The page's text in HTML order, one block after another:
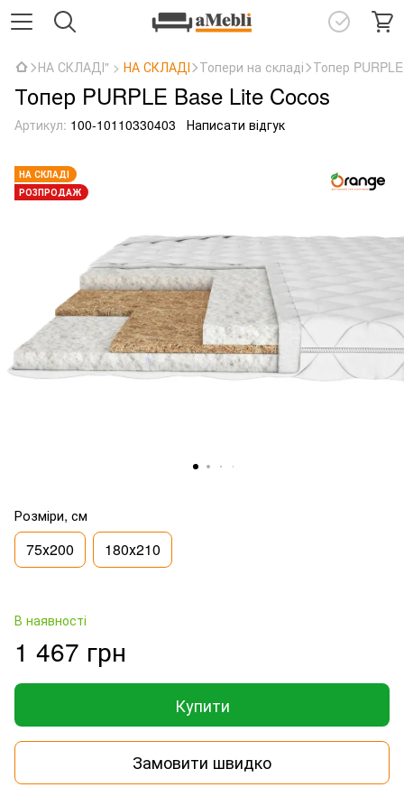
НА СКЛАДІ" > НА СКЛАДІ Топери на складі Топер
Топер PURPLE Base Lite Cocos
Артикул: 100-10110330403 Написати відгук
НА СКЛАДІ
РОЗПРОДАЖ
Розміри, см
75х200 180х210
В наявності
1 467 грн
Купити
Замовити швидко